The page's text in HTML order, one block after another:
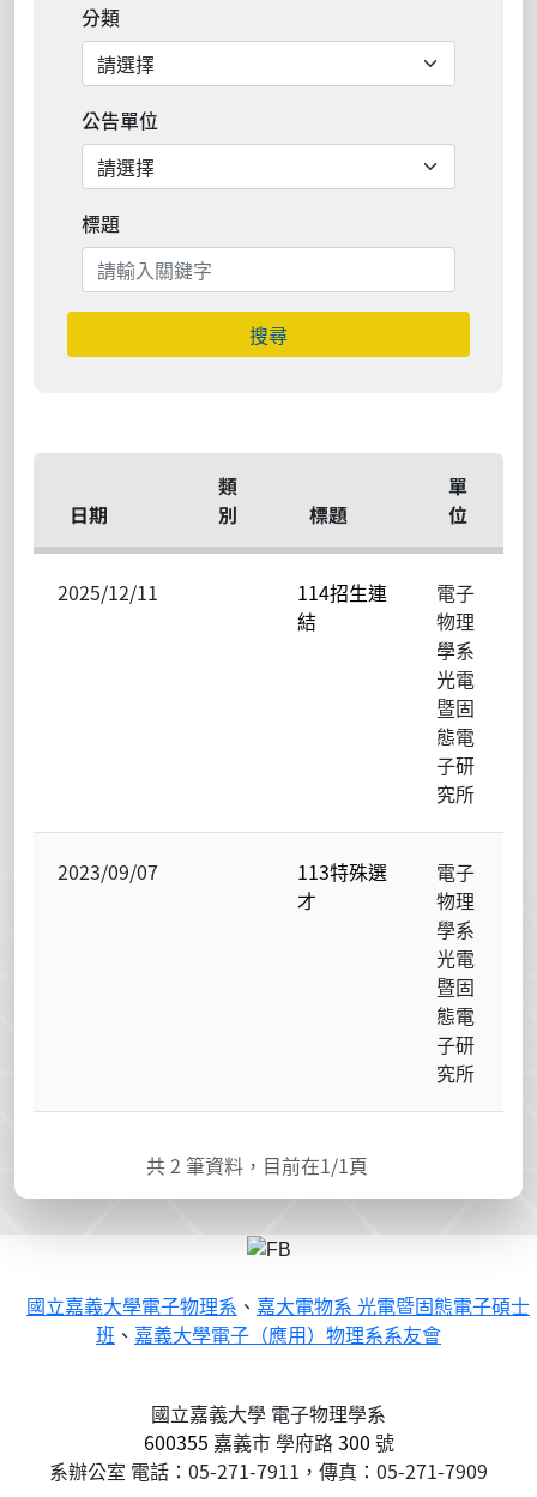
分類
公告單位
標題
搜尋
日期
類
別
標題
單
位
2025/12/11
114招生連
結
電子
物理
學系
光電
暨固
態電
子研
究所
2023/09/07
113特殊選
才
電子
物理
學系
光電
暨固
態電
子研
究所
共2 筆資料，目前在1/1頁
國立嘉義大學電子物理系 、 嘉大電物系 光電暨固態電子碩士
班 、 嘉義大學電子（應用）物理系系友會
國立嘉義大學 電子物理學系
600355 嘉義市學府路300 號
系辦公室 電話：05-271-7911，傳真：05-271-7909